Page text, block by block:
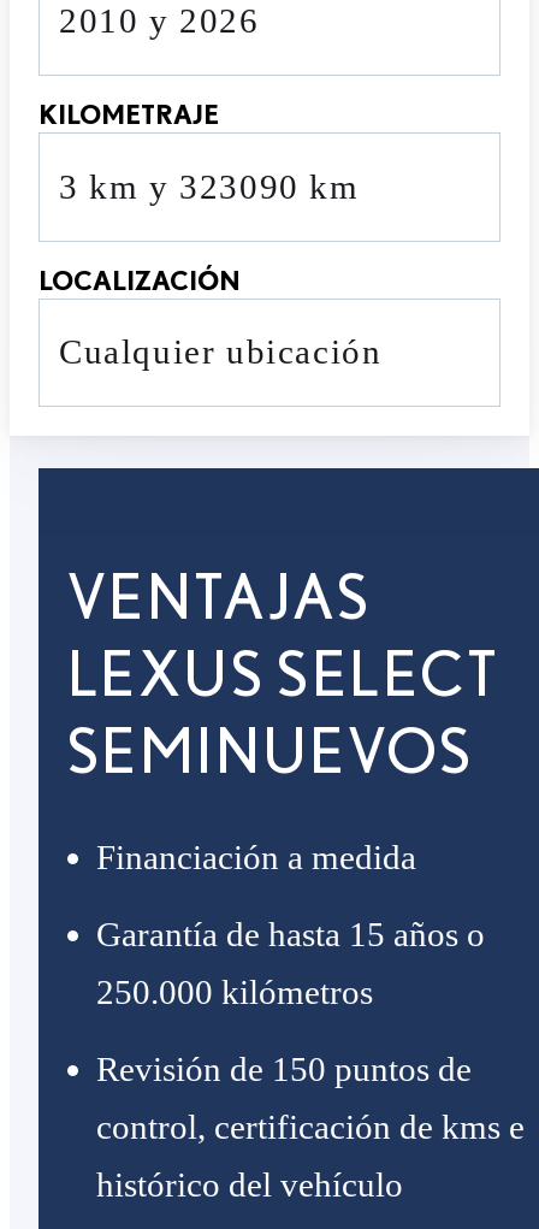
2010 y 2026
KILOMETRAJE
3 km y 323090 km
LOCALIZACIÓN
cualquier ubicación
VENTAJAS
LEXUS SELECT
SEMINUEVOS
Financiación a medida
Garantía de hasta 15 años o
250.000 kilómetros
Revisión de 150 puntos de
control, certificación de kms e
histórico del vehículo